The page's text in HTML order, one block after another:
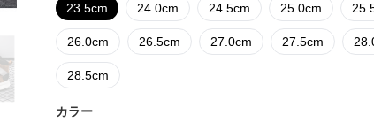
23.5cm 24.0cm 24.5cm 25.0cm
26.0cm 26.5cm 27.0cm 27.5cm
28.5cm
カラー